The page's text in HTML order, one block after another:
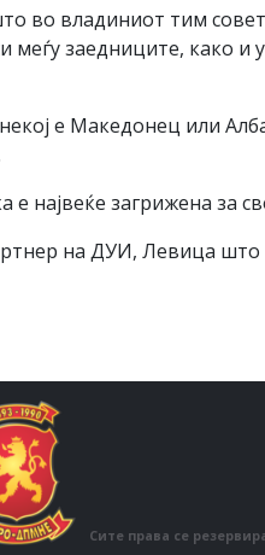
во владиниот тим
заедниците, како
е Mакедонец или
највеќе загрижена за
на ДУИ, Левица што
Сите права се